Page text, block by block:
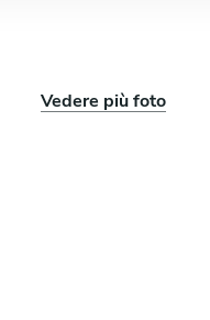
Vedere più foto